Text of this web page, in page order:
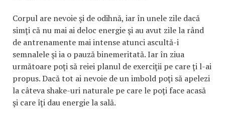
Corpul are nevoie şi de odihnă, iar în unele zile dacă
simţi că nu mai ai deloc energie şi au avut zile la rând
de antrenamente mai intense atunci ascultă-i
semnalele şi ia o pauză binemeritată. Iar în ziua
următoare poţi să reiei planul de exerciţii pe care ţi l-ai
propus. Dacă tot ai nevoie de un imbold poţi să apelezi
la câteva shake-uri naturale pe care le poţi face acasă
şi care îţi dau energie la sală.